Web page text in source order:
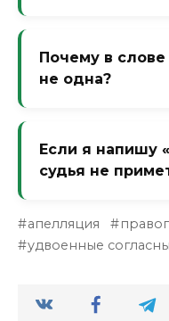
«апелляция»,
сохраняется.
Почему в
не одна?
аци-» с Ц, но
именно этого
Если я напишу
судья не
замечание. В
такие ошибки
правильно.
апелляция
удвоенные